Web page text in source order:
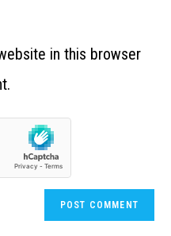
in this browser